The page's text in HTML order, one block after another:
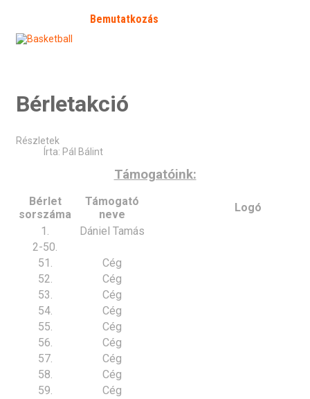
Bemutatkozás
Bérletakció
Részletek
Írta: Pál Bálint
Támogatóink:
Bérlet
sorszáma
Támogató
neve
Logó
1.
Dániel Tamás
2-50.
51.
Cég
52.
Cég
53.
Cég
54.
Cég
55.
Cég
56.
Cég
57.
Cég
58.
Cég
59.
Cég